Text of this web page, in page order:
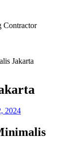
Contractor
Jakarta
2024